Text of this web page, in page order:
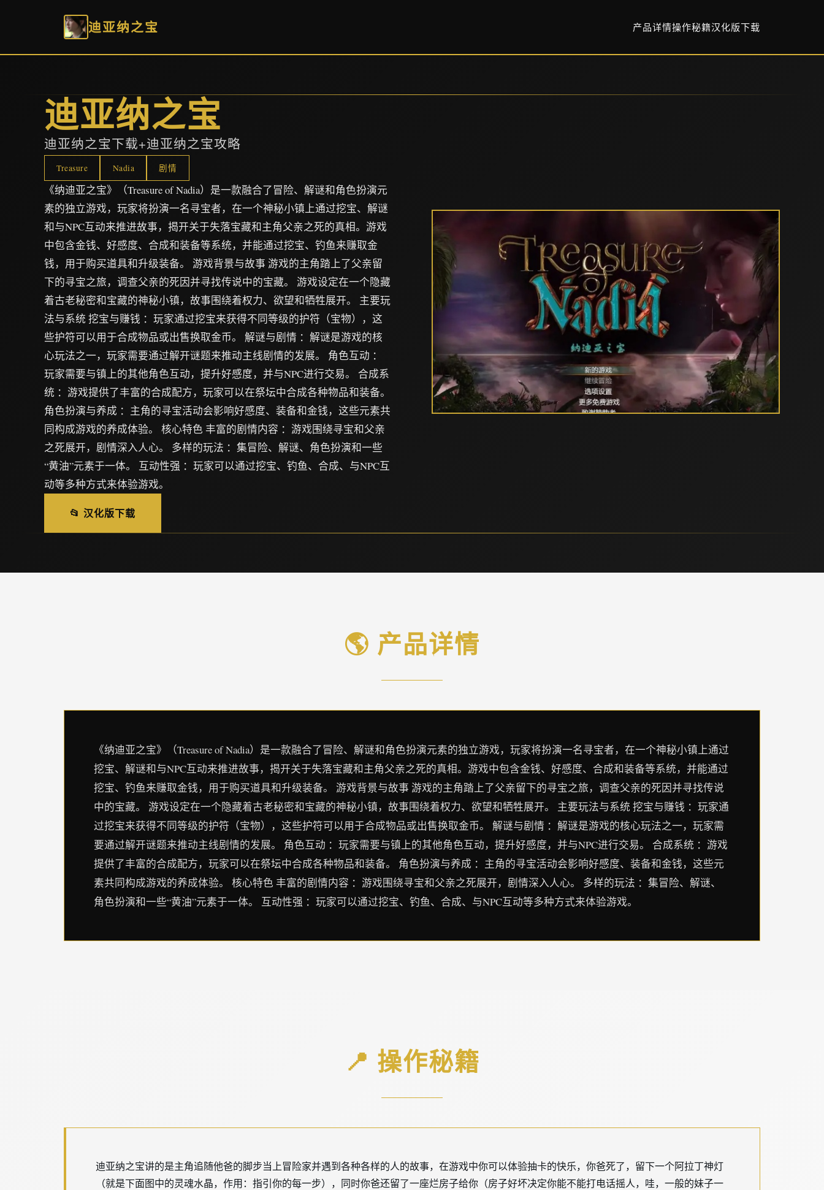
迪亚纳之宝 产品详情操作秘籍汉化版下载
迪亚纳之宝
迪亚纳之宝下载+迪亚纳之宝攻略
Treasure Nadia 剧情
《纳迪亚之宝》（Treasure of Nadia）是一款融合了冒险、解谜和角色扮演元
素的独立游戏，玩家将扮演一名寻宝者，在一个神秘小镇上通过挖宝、解谜
和与NPC互动来推进故事，揭开关于失落宝藏和主角父亲之死的真相。游戏
中包含金钱、好感度、合成和装备等系统，并能通过挖宝、钓鱼来赚取金
钱，用于购买道具和升级装备。 游戏背景与故事 游戏的主角踏上了父亲留
下的寻宝之旅，调查父亲的死因并寻找传说中的宝藏。 游戏设定在一个隐藏
着古老秘密和宝藏的神秘小镇，故事围绕着权力、欲望和牺牲展开。 主要玩
法与系统 挖宝与赚钱 ：玩家通过挖宝来获得不同等级的护符（宝物），这
些护符可以用于合成物品或出售换取金币。 解谜与剧情 ：解谜是游戏的核
心玩法之一，玩家需要通过解开谜题来推动主线剧情的发展。 角色互动 ：
玩家需要与镇上的其他角色互动，提升好感度，并与NPC进行交易。 合成系
统 ：游戏提供了丰富的合成配方，玩家可以在祭坛中合成各种物品和装备。
角色扮演与养成 ：主角的寻宝活动会影响好感度、装备和金钱，这些元素共
同构成游戏的养成体验。 核心特色 丰富的剧情内容 ：游戏围绕寻宝和父亲
之死展开，剧情深入人心。 多样的玩法 ：集冒险、解谜、角色扮演和一些
“黄油”元素于一体。 互动性强 ：玩家可以通过挖宝、钓鱼、合成、与NPC互
动等多种方式来体验游戏。
📂 汉化版下载
🌎 产品详情
《纳迪亚之宝》（Treasure of Nadia）是一款融合了冒险、解谜和角色扮演元素的独立游戏，玩家将扮演一名寻宝者，在一个神秘小镇上通过
挖宝、解谜和与NPC互动来推进故事，揭开关于失落宝藏和主角父亲之死的真相。游戏中包含金钱、好感度、合成和装备等系统，并能通过
挖宝、钓鱼来赚取金钱，用于购买道具和升级装备。 游戏背景与故事 游戏的主角踏上了父亲留下的寻宝之旅，调查父亲的死因并寻找传说
中的宝藏。 游戏设定在一个隐藏着古老秘密和宝藏的神秘小镇，故事围绕着权力、欲望和牺牲展开。 主要玩法与系统 挖宝与赚钱 ：玩家通
过挖宝来获得不同等级的护符（宝物），这些护符可以用于合成物品或出售换取金币。 解谜与剧情 ：解谜是游戏的核心玩法之一，玩家需
要通过解开谜题来推动主线剧情的发展。 角色互动 ：玩家需要与镇上的其他角色互动，提升好感度，并与NPC进行交易。 合成系统 ：游戏
提供了丰富的合成配方，玩家可以在祭坛中合成各种物品和装备。 角色扮演与养成 ：主角的寻宝活动会影响好感度、装备和金钱，这些元
素共同构成游戏的养成体验。 核心特色 丰富的剧情内容 ：游戏围绕寻宝和父亲之死展开，剧情深入人心。 多样的玩法 ：集冒险、解谜、
角色扮演和一些“黄油”元素于一体。 互动性强 ：玩家可以通过挖宝、钓鱼、合成、与NPC互动等多种方式来体验游戏。
📍 操作秘籍
迪亚纳之宝讲的是主角追随他爸的脚步当上冒险家并遇到各种各样的人的故事，在游戏中你可以体验抽卡的快乐，你爸死了，留下一个阿拉丁神灯
（就是下面图中的灵魂水晶，作用：指引你的每一步），同时你爸还留了一座烂房子给你（房子好坏决定你能不能打电话摇人，哇，一般的妹子一